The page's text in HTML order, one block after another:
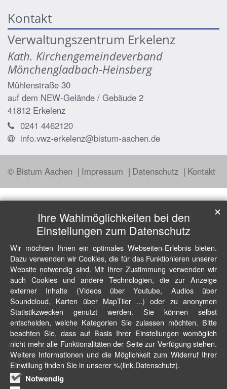
Kontakt
Verwaltungszentrum Erkelenz
Kath. Kirchengemeindeverband
Mönchengladbach-Heinsberg
Mühlenstraße 30
auf dem NEW-Gelände / Gebäude 2
41812 Erkelenz
0241 4462120
info.vwz-erkelenz@bistum-aachen.de
© Bistum Aachen Impressum Datenschutz Kontakt
Ihre Wahlmöglichkeiten bei den
Einstellungen zum Datenschutz
Wir möchten Ihnen ein optimales Webseiten-Erlebnis bieten.
Dazu verwenden wir Cookies, die für das Funktionieren unserer
Website notwendig sind. Mit Ihrer Zustimmung verwenden wir
auch Cookies und andere Technologien, die zur Anzeige
externer Inhalte (Videos über Youtube, Audios über
Soundcloud, Karten über MapTiler ...) oder zu anonymen
Statistikzwecken genutzt werden. Sie können selbst
entscheiden, welche Kategorien Sie zulassen möchten. Bitte
beachten Sie, dass auf Basis Ihrer Einstellungen womöglich
nicht mehr alle Funktionalitäten der Seite zur Verfügung stehen.
Weitere Informationen und die Möglichkeit zum Widerruf Ihrer
Einwillung finden Sie in unserer %(link.Datenschutz).
Notwendig
✕